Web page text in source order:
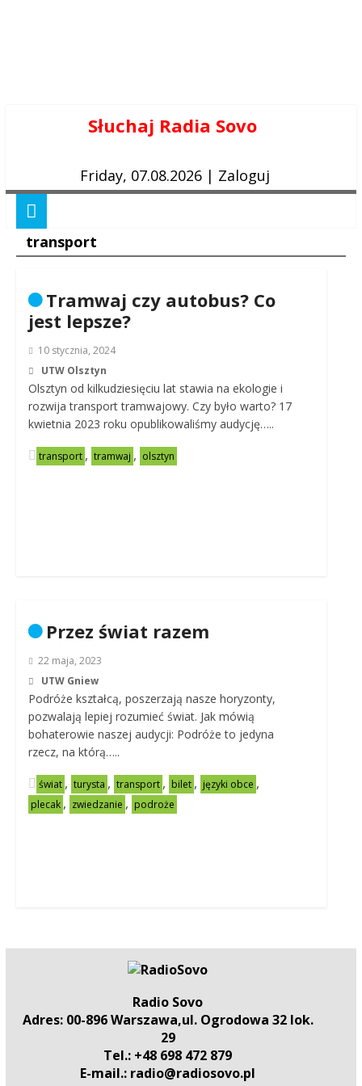
Słuchaj Radia Sovo
Friday, 07.08.2026 | Zaloguj
transport
Tramwaj czy autobus? Co
jest lepsze?
10 stycznia, 2024
UTW Olsztyn
Olsztyn od kilkudziesięciu lat stawia na ekologie i
rozwija transport tramwajowy. Czy było warto? 17
kwietnia 2023 roku opublikowaliśmy audycję…..
transport , tramwaj , olsztyn
Przez świat razem
22 maja, 2023
UTW Gniew
Podróże kształcą, poszerzają nasze horyzonty,
pozwalają lepiej rozumieć świat. Jak mówią
bohaterowie naszej audycji: Podróże to jedyna
rzecz, na którą…..
świat , turysta , transport , bilet , języki obce ,
plecak , zwiedzanie , podroże
Radio Sovo
Adres: 00-896 Warszawa,ul. Ogrodowa 32 lok.
29
Tel.: +48 698 472 879
E-mail.: radio@radiosovo.pl